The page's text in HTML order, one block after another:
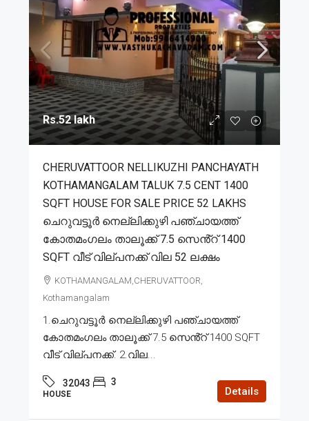
Rs.52 lakh
CHERUVATTOOR NELLIKUZHI PANCHAYATH
KOTHAMANGALAM TALUK 7.5 CENT 1400
SQFT HOUSE FOR SALE PRICE 52 LAKHS
ചെറുവട്ടൂർ നെല്ലിക്കുഴി പഞ്ചായത്ത്
കോതമംഗലം താലൂക്ക് 7.5 സെൻ്റ് 1400
SQFT വീട് വില്പനക്ക് വില 52 ലക്ഷം
KOTHAMANGALAM,CHERUVATTOOR,
Kothamangalam
1.ചെറുവട്ടൂർ നെല്ലിക്കുഴി പഞ്ചായത്ത്
കോതമംഗലം താലൂക്ക് 7.5 സെൻ്റ് 1400 SQFT
വീട് വില്പനക്ക്. 2.വില...
32043 3
HOUSE Details